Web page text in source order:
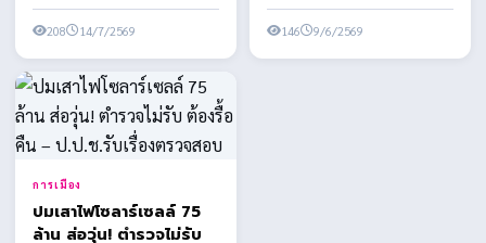
ยื่นเอาผิด สส.พรรคประชาชน
พร้อมเตรียมข...
208 14/7/2569
ซื่อสัตย์ โปร่งใส สร้างศรัทธา
ประชาชน
146 9/6/2569
การเมือง
ปมเสาไฟโซลาร์เซลล์ 75
ล้าน ส่อวุ่น! ตำรวจไม่รับ